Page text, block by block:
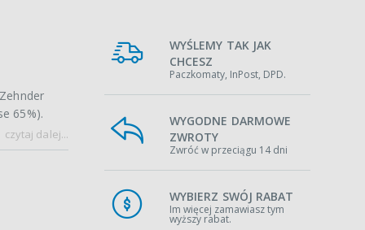
65%).
czytaj dalej...
WYŚLEMY TAK JAK
CHCESZ
Paczkomaty, InPost, DPD.
WYGODNE DARMOWE
ZWROTY
Zwróć w przeciągu 14 dni
WYBIERZ SWÓJ RABAT
Im więcej zamawiasz tym
wyższy rabat.